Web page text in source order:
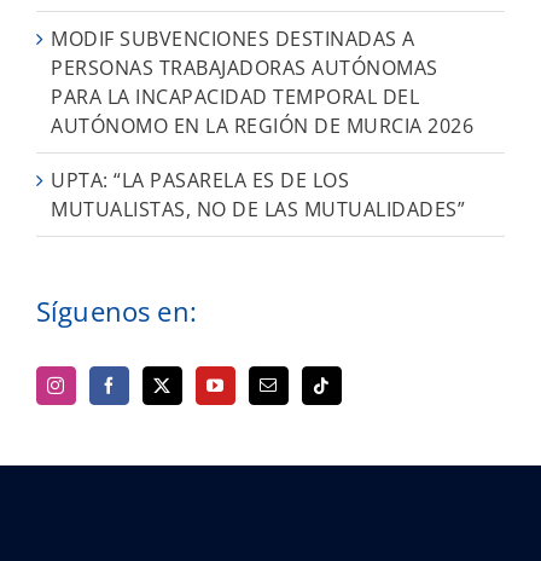
MODIF SUBVENCIONES DESTINADAS A
PERSONAS TRABAJADORAS AUTÓNOMAS
PARA LA INCAPACIDAD TEMPORAL DEL
AUTÓNOMO EN LA REGIÓN DE MURCIA 2026
UPTA: “LA PASARELA ES DE LOS
MUTUALISTAS, NO DE LAS MUTUALIDADES”
Síguenos en: